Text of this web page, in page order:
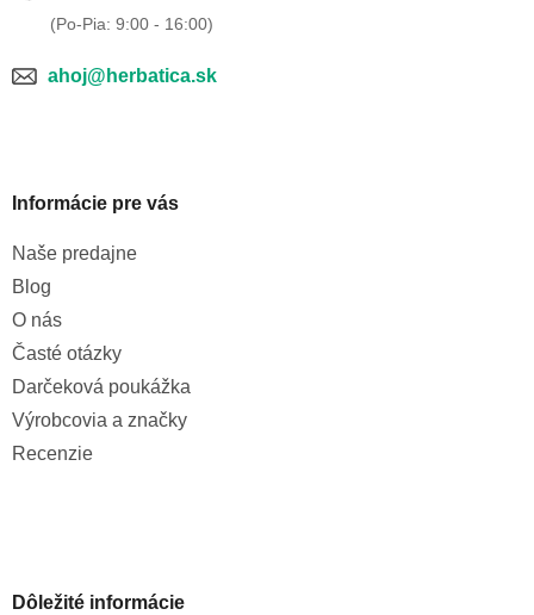
ahoj@herbatica.sk
Informácie pre vás
Naše predajne
Blog
O nás
Časté otázky
Darčeková poukážka
Výrobcovia a značky
Recenzie
Dôležité informácie